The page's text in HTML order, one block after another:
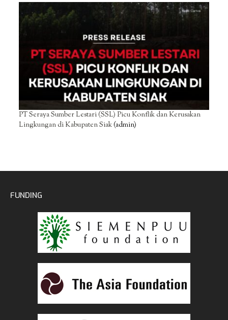
PT Seraya Sumber Lestari (SSL) Picu Konflik dan Kerusakan
Lingkungan di Kabupaten Siak(admin)
FUNDING